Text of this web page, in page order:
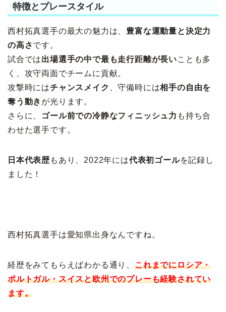
特徴とプレースタイル
西村拓真選手の最大の魅力は、 豊富な運動量と決定力
の高さです。
試合では出場選手の中で最も走行距離が長いことも多
く、攻守両面でチームに貢献。
攻撃時にはチャンスメイク 、守備時には相手の自由を
奪う動き が光ります。
さらに、
ゴール前での冷静なフィニッシュ力 も持ち合
わせた選手です。
日本代表歴もあり、2022年には代表初ゴールを記録し
ました！
西村拓真選手は愛知県出身なんですね。
経歴をみてもらえばわかる通り、 これまでにロシア・
ポルトガル・スイスと欧州でのプレーも経験されてい
ます。